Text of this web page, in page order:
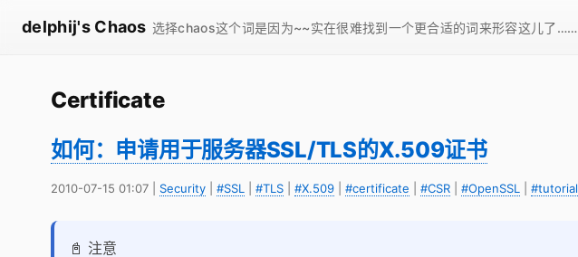
delphij's Chaos 选择chaos这个词是因为~~实在很难找到一个更合适的词来形容这儿了……
Certificate
如何：申请用于服务器SSL/TLS的X.509证书
2010-07-15 01:07 Security #SSL #TLS #X.509 #certificate #CSR #OpenSSL #tutorial
📓 注意